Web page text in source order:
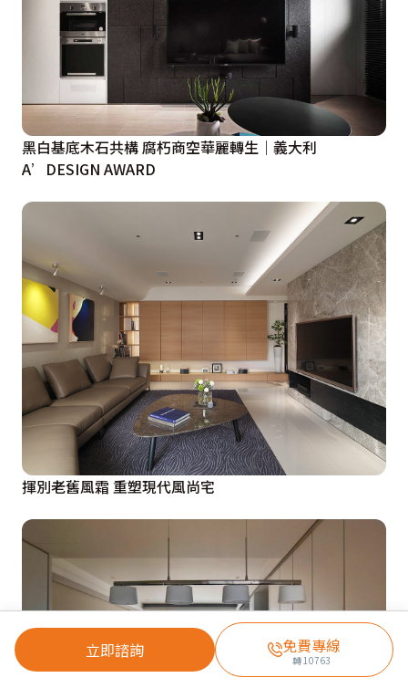
立即諮詢 免費專線
轉10763
黑白基底木石共構 腐朽商空華麗轉生｜義大利
A’DESIGN AWARD
揮別老舊風霜 重塑現代風尚宅